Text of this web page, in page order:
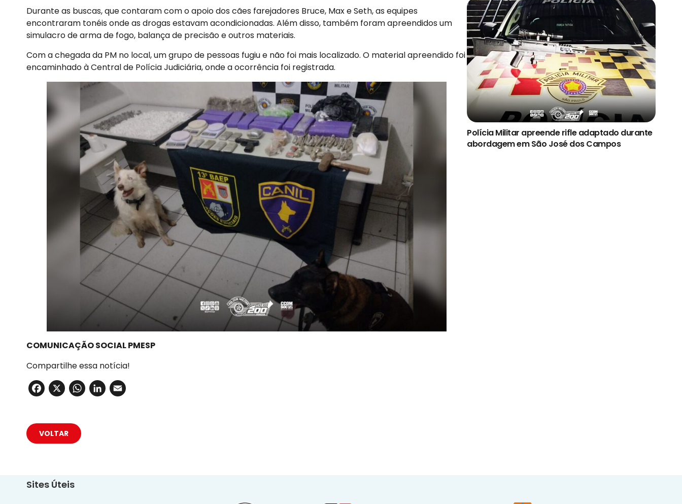
Durante as buscas, que contaram com o apoio dos cães farejadores Bruce, Max e Seth, as equipes
encontraram tonéis onde as drogas estavam acondicionadas. Além disso, também foram apreendidos um
simulacro de arma de fogo, balança de precisão e outros materiais.
Com a chegada da PM no local, um grupo de pessoas fugiu e não foi mais localizado. O material apreendido foi
encaminhado à Central de Polícia Judiciária, onde a ocorrência foi registrada.
COMUNICAÇÃO SOCIAL PMESP
Compartilhe essa notícia!
Facebook
X WhatsApp
LinkedIn
Polícia Militar apreende rifle adaptado durante
abordagem em São José dos Campos
VOLTAR
Sites Úteis